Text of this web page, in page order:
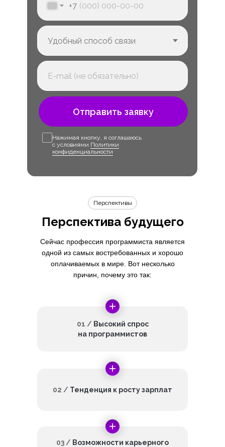
+7
Отправить заявку
Нажимая кнопку, я соглашаюсь
с условиями Политики
конфиденциальности
Перспектива будущего
Перспективы
Сейчас профессия программиста является
одной из самых востребованных и хорошо
оплачиваемых в мире. Вот несколько
причин, почему это так:
01 / Высокий спрос
на программистов
02 / Тенденция к росту зарплат
03 / Возможности карьерного